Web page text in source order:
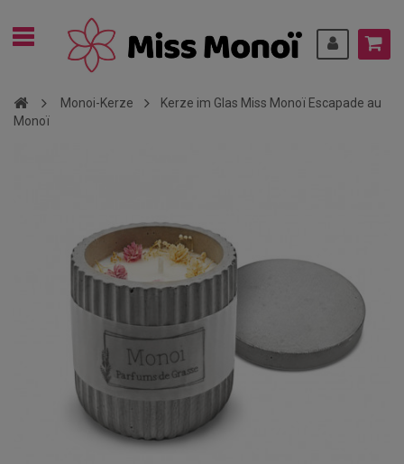
Monoi-Kerze
Kerze im Glas Miss Monoï Escapade au
Monoï